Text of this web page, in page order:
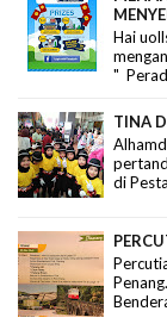
Hai
"
TINA
di